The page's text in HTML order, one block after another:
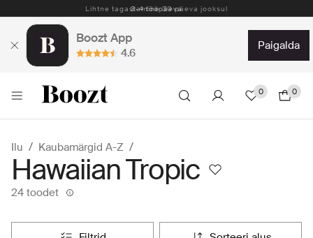
Lihtne tagastamine 30 päeva jooksul
Boozt App
4.6
paigalda
0 0
Ilu Kaubamärgid A-Z
Hawaiian Tropic
24 toodet